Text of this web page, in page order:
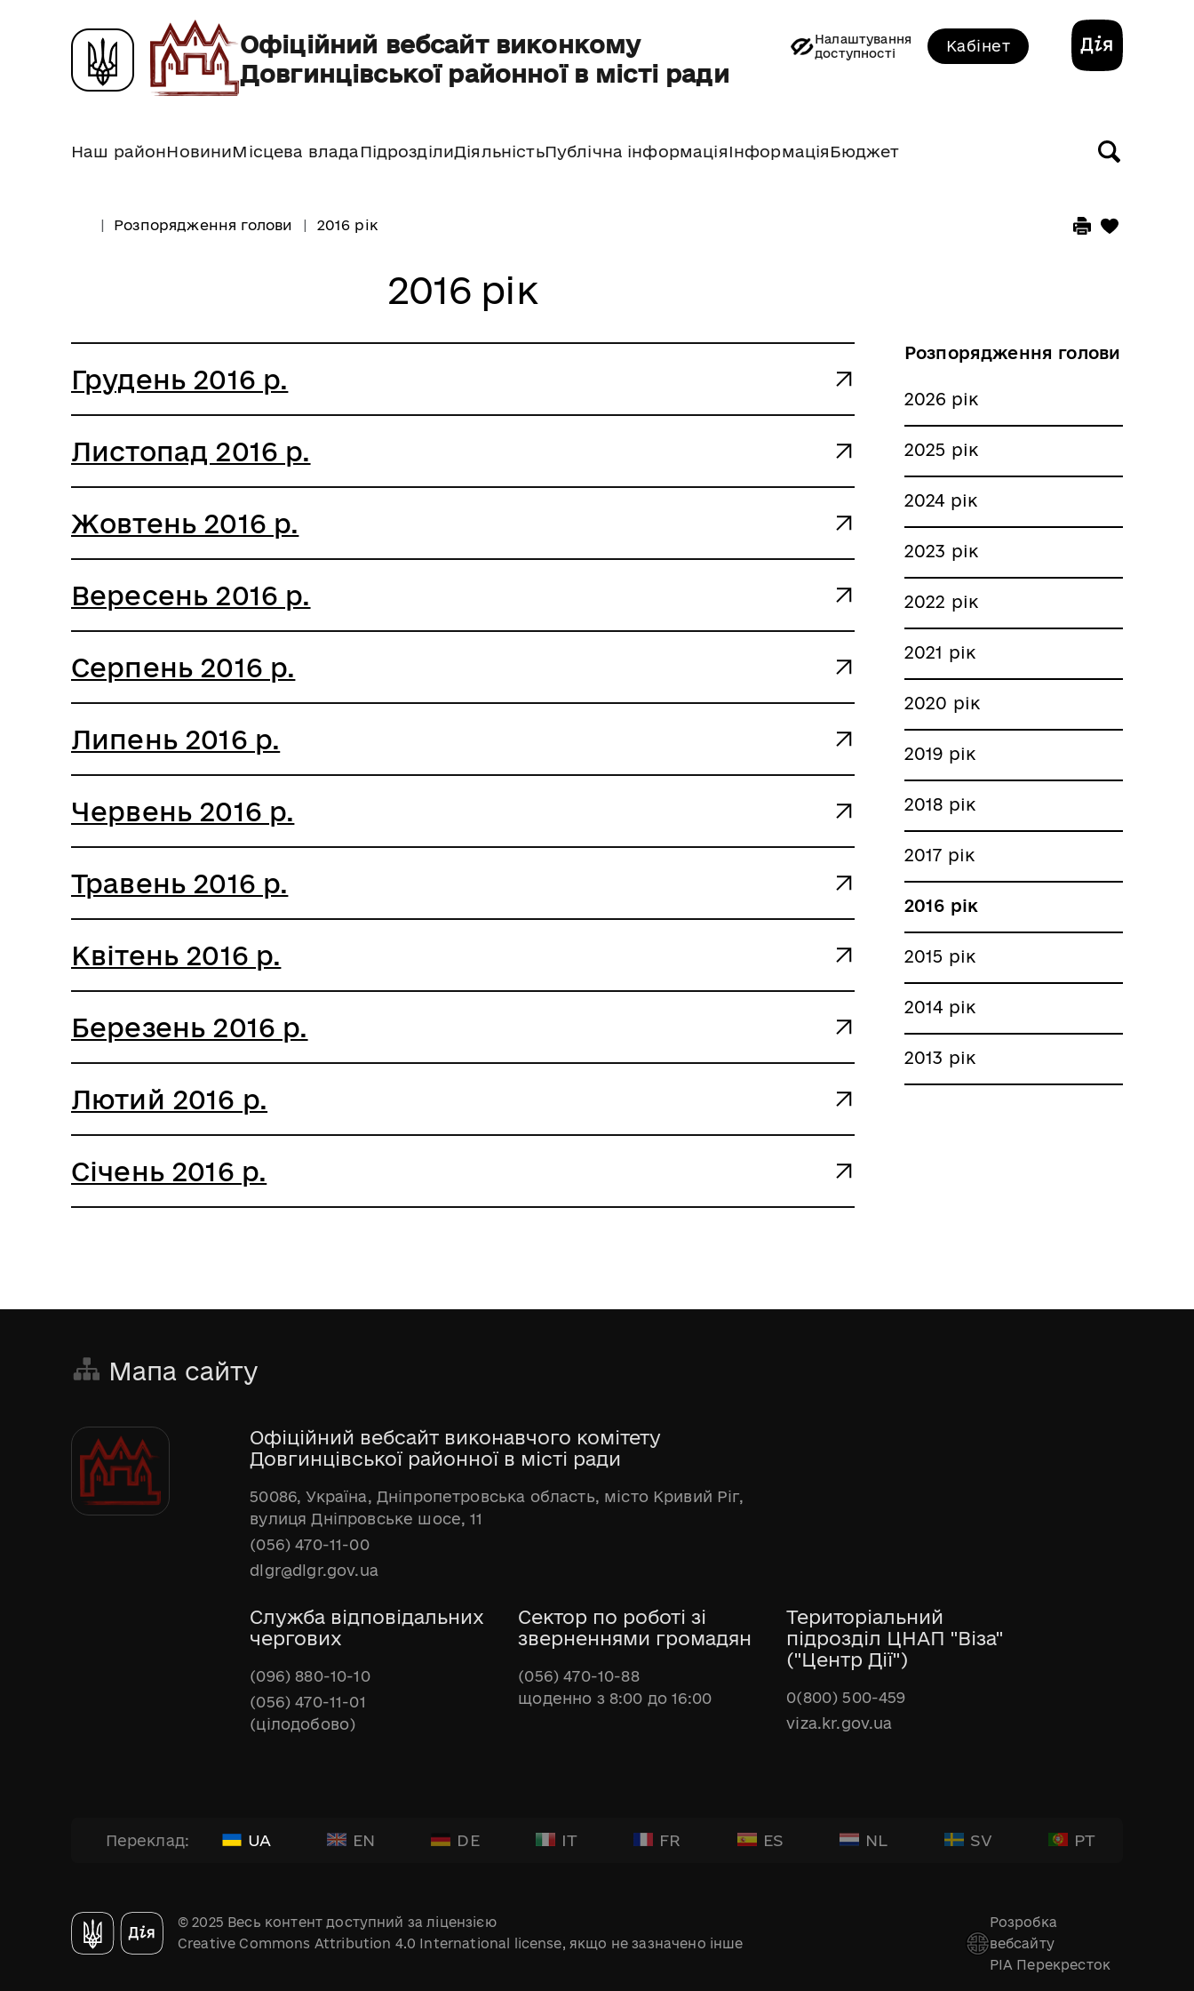
Офіційний вебсайт виконкому
Довгинцівської районної в місті ради
Налаштування
доступності
Кабінет
Наш районНовиниМісцева влада ПідрозділиДіяльністьПублічна інформація Інформація Бюджет
Розпорядження голови 2016 рік
2016 рік
Грудень 2016 р.
Листопад 2016 р.
Жовтень 2016 р.
Вересень 2016 р.
Серпень 2016 р.
Липень 2016 р.
Червень 2016 р.
Травень 2016 р.
Квітень 2016 р.
Березень 2016 р.
Лютий 2016 р.
Січень 2016 р.
Розпорядження голови
2026 рік
2025 рік
2024 рік
2023 рік
2022 рік
2021 рік
2020 рік
2019 рік
2018 рік
2017 рік
2016 рік
2015 рік
2014 рік
2013 рік
Мапа сайту
Офіційний вебсайт виконавчого комітету
Довгинцівської районної в місті ради
50086, Україна, Дніпропетровська область, місто Кривий Ріг,
вулиця Дніпровське шосе, 11
(056) 470-11-00
dlgr@dlgr.gov.ua
Служба відповідальних
чергових
(096) 880-10-10
(056) 470-11-01
(цілодобово)
Сектор по роботі зі
зверненнями громадян
(056) 470-10-88
щоденно з 8:00 до 16:00
Територіальний
підрозділ ЦНАП "Віза"
("Центр Дії")
0(800) 500-459
viza.kr.gov.ua
Переклад: UA EN DE IT FR ES NL SV PT
© 2025 Весь контент доступний за ліцензією
Creative Commons Attribution 4.0 International license, якщо не зазначено інше
Розробка
вебсайту
РІА Перекресток